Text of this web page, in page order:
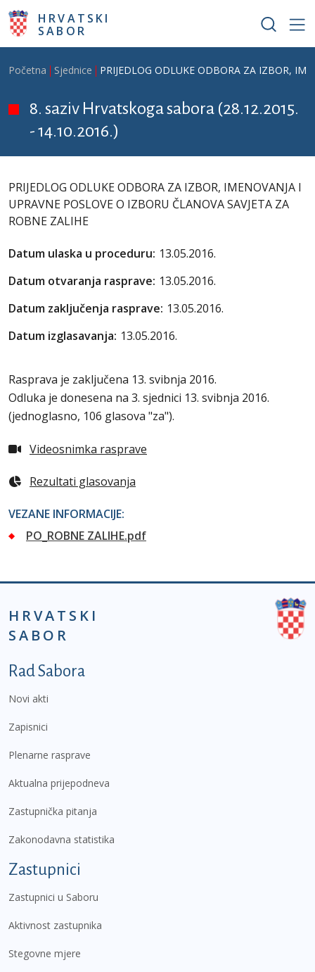
Skoči na glavni sadržaj
HRVATSKI
SABOR
Breadcrumb
Početna Sjednice PRIJEDLOG ODLUKE ODBORA ZA IZBOR,
8. saziv Hrvatskoga sabora (28.12.2015.
- 14.10.2016.)
PRIJEDLOG ODLUKE ODBORA ZA IZBOR, IMENOVANJA I
UPRAVNE POSLOVE O IZBORU ČLANOVA SAVJETA ZA
ROBNE ZALIHE
Datum ulaska u proceduru: 13.05.2016.
Datum otvaranja rasprave: 13.05.2016.
Datum zaključenja rasprave: 13.05.2016.
Datum izglasavanja: 13.05.2016.
Rasprava je zaključena 13. svibnja 2016.
Odluka je donesena na 3. sjednici 13. svibnja 2016.
(jednoglasno, 106 glasova "za").
Videosnimka rasprave
Rezultati glasovanja
VEZANE INFORMACIJE:
PO_ROBNE ZALIHE.pdf
HRVATSKI
SABOR
Podnožje prvi izbornik
Rad Sabora
Novi akti
Zapisnici
Plenarne rasprave
Aktualna prijepodneva
Zastupnička pitanja
Zakonodavna statistika
Zastupnici
Zastupnici u Saboru
Aktivnost zastupnika
Stegovne mjere